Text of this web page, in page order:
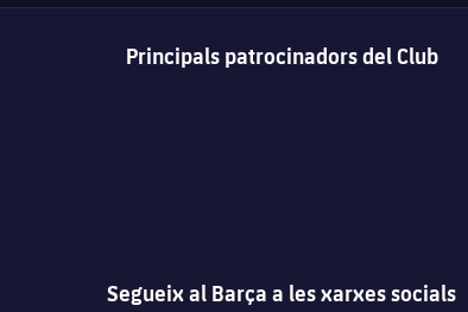
Principals patrocinadors del Club
Segueix al Barça a les xarxes socials